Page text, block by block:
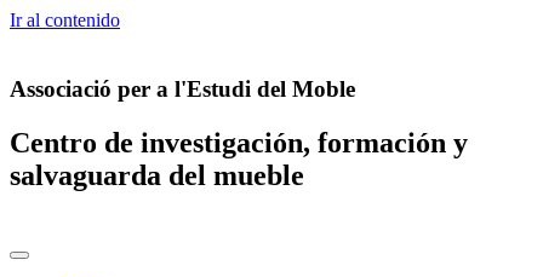
Ir al contenido
Associació per a l'Estudi del Moble
Centro de investigación, formación y
salvaguarda del mueble